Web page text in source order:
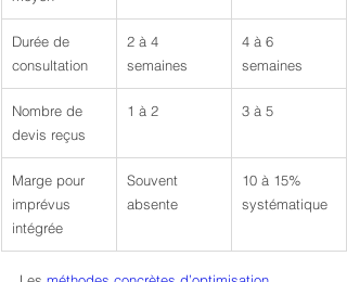
Durée de
consultation
2 à 4
semaines
4 à 6
semaines
Nombre de
devis reçus
1 à 2 3 à 5
Marge pour
imprévus
intégrée
Souvent
absente
10 à 15%
systématique